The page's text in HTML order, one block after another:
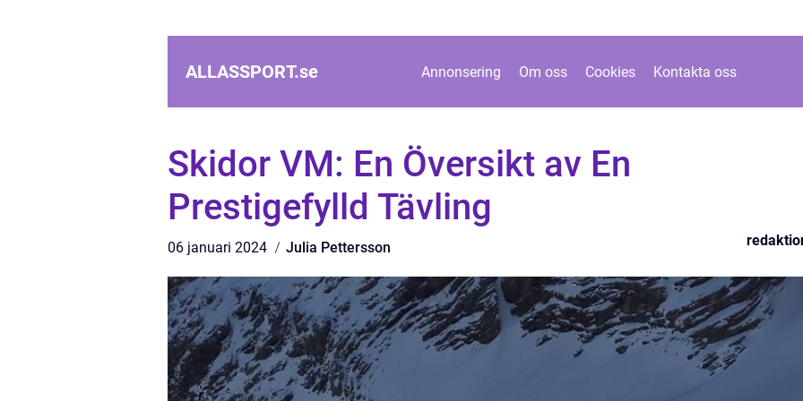
ALLASSPORT.se Annonsering Om oss Cookies Kontakta oss
Skidor VM: En Översikt av En
Prestigefylld Tävling
06 januari 2024 Julia Pettersson